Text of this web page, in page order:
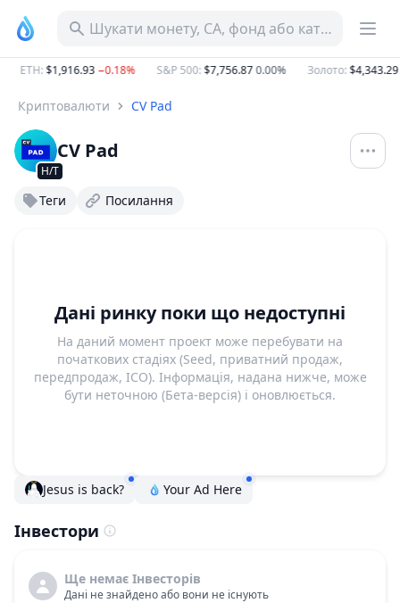
Шукати монету, CA, фонд або категорію
ETH:$1,916.93−0.18% S&P 500:$7,756.870.00% Золото:$4,343.29
Криптовалюти CV Pad
Н/Т
CV Pad
Теги Посилання
Дані ринку поки що недоступні
На даний момент проект може перебувати на
початкових стадіях (Seed, приватний продаж,
передпродаж, ICO). Інформація, надана нижче, може
бути неточною (Бета-версія) і оновлюється.
Jesus is back? Your Ad Here
Інвестори
Ще немає Інвесторів
Дані не знайдено або вони не існують